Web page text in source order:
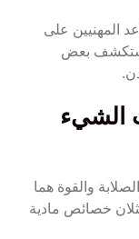
المهنيين على
بعض
الشيء
والقوة هما
خصائص مادية